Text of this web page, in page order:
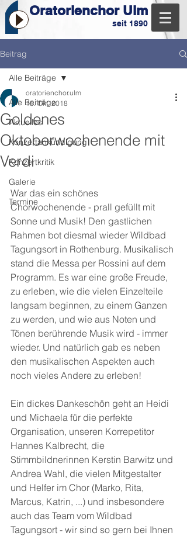
Oratorienchor Ulm
seit 1890
Beitrag
Alle Beiträge
Aktuelles
Konzertankündigung
Konzertkritik
Galerie
Termine
Alle Beiträge
Goldenes
Oktoberwochenende mit
Verdi
oratorienchor.ulm
15. Okt. 2018
War das ein schönes
Chorwochenende - prall gefüllt mit
Sonne und Musik! Den gastlichen
Rahmen bot diesmal wieder Wildbad
Tagungsort in Rothenburg. Musikalisch
stand die Messa per Rossini auf dem
Programm. Es war eine große Freude,
zu erleben, wie die vielen Einzelteile
langsam beginnen, zu einem Ganzen
zu werden, und wie aus Noten und
Tönen berührende Musik wird - immer
wieder. Und natürlich gab es neben
den musikalischen Aspekten auch
noch vieles Andere zu erleben!
Ein dickes Dankeschön geht an Heidi
und Michaela für die perfekte
Organisation, unseren Korrepetitor
Hannes Kalbrecht, die
Stimmbildnerinnen Kerstin Barwitz und
Andrea Wahl, die vielen Mitgestalter
und Helfer im Chor (Marko, Rita,
Marcus, Katrin, ...) und insbesondere
auch das Team vom Wildbad
Tagungsort - wir sind so gern bei Ihnen